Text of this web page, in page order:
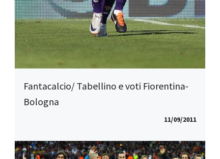
Fantacalcio/ Tabellino e voti Fiorentina-
Bologna
11/09/2011